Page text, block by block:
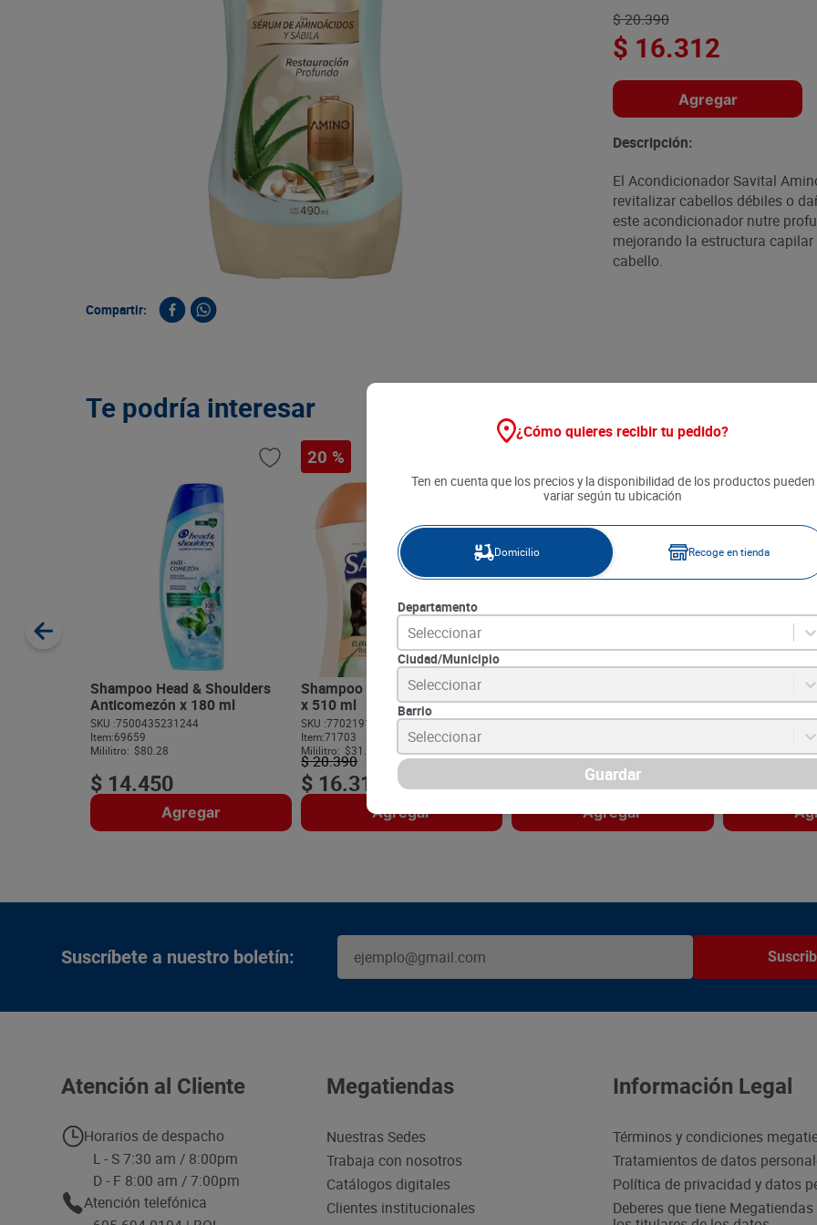
Compartir:
$ 16.312
$20.390
Agregar
Descripción:
El Acondicionador Savital
revitalizar cabellos débiles o
este acondicionador nutre
mejorando la estructura
cabello.
Te podría interesar
Shampoo Head & Shoulders
Anticomezón x 180 ml
SKU :7500435231244
Item:69659
Mililitro: $80.28
$ 14.450
Agregar
20 %
Shampoo Savital Elixir Romero
x 510 ml
SKU :7702191522295
Item:71703
Mililitro: $31.98
$20.390
$ 16.312
Agregar
romero Aguacate x 500 ml
SKU :7702354961473
Mililitro: $49.78
$24.890
Agregar
Shampoo
Tratamiento
425 ml
SKU :
Unidad: $56.32
$33.790
$28.721
Suscríbete a nuestro boletín:
Atención al Cliente
Horarios de despacho
L - S 7:30 am / 8:00pm
D - F 8:00 am / 7:00pm
Atención telefónica
Megatiendas
Nuestras Sedes
Trabaja con nosotros
Catálogos digitales
Clientes institucionales
Información Legal
Términos y condiciones
Tratamientos de datos
Política de privacidad y datos
Deberes que tiene
¿Cómo quieres recibir tu pedido?
Ten en cuenta que los precios y la disponibilidad de los productos pueden
variar según tu ubicación
Domicilio Recoge en tienda
Departamento
Seleccionar
Ciudad/Municipio
Seleccionar
Barrio
Seleccionar
Guardar